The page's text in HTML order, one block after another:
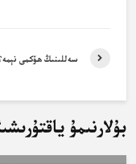
سەللىنىڭ ھۆكمى
بۇلارنىمۇ